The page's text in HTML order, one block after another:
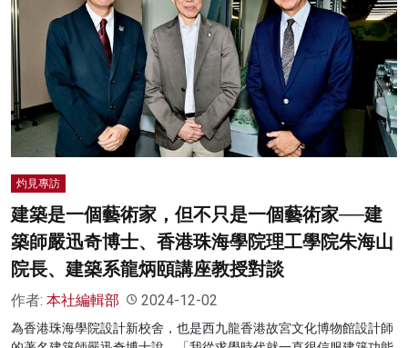
灼見專訪
建築是一個藝術家，但不只是一個藝術家──建
築師嚴迅奇博士、香港珠海學院理工學院朱海山
院長、建築系龍炳頤講座教授對談
作者: 本社編輯部 2024-12-02
為香港珠海學院設計新校舍，也是西九龍香港故宮文化博物館設計師